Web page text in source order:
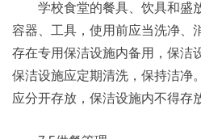
学校食堂的餐具、饮具和盛
容器、工具，使用前应当洗净、
存在专用保洁设施内备用，保洁
保洁设施应定期清洗，保持洁净
应分开存放，保洁设施内不得存